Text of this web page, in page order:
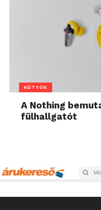
KÜTYÜK
A Nothing
fülhallgatót